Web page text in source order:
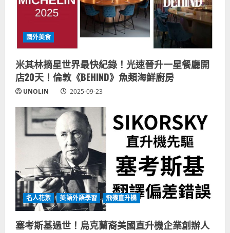
國外美食
米其林摘星世界最快紀錄！光速晉升一星餐廳開
店20天！倫敦《BEHIND》魚類海鮮廚房
UNOLIN 2025-09-23
名人花絮 美語外語學習 飛機直升機
塞考斯基過世！烏克蘭裔美國直升機企業創辦人